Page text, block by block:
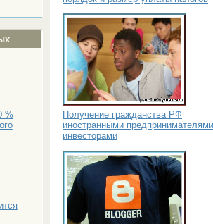
%
Получение гражданства РФ
иностранными
инвесторами